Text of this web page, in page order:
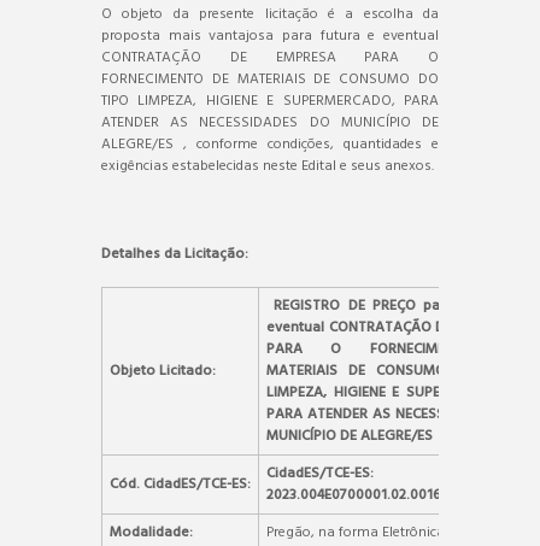
O objeto da presente licitação é a escolha da
proposta mais vantajosa para futura e eventual
CONTRATAÇÃO DE EMPRESA PARA O
FORNECIMENTO DE MATERIAIS DE CONSUMO DO
TIPO LIMPEZA, HIGIENE E SUPERMERCADO, PARA
ATENDER AS NECESSIDADES DO MUNICÍPIO DE
ALEGRE/ES , conforme condições, quantidades e
exigências estabelecidas neste Edital e seus anexos.
Detalhes da Licitação:
Objeto Licitado:
REGISTRO DE PREÇO para futura e
eventual CONTRATAÇÃO DE EMPRESA
PARA O FORNECIMENTO DE
MATERIAIS DE CONSUMO DO TIPO
LIMPEZA, HIGIENE E SUPERMERCADO,
PARA ATENDER AS NECESSIDADES DO
MUNICÍPIO DE ALEGRE/ES .
Cód. CidadES/TCE-ES:
CidadES/TCE-ES:
2023.004E0700001.02.0016
Modalidade:
Pregão, na forma Eletrônica